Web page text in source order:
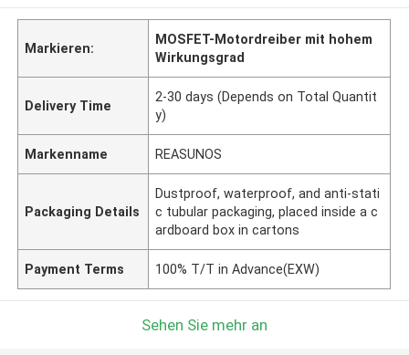
Markieren:
MOSFET-Motordreiber mit hohem
Wirkungsgrad
Delivery Time
2-30 days (Depends on Total Quantit
y)
Markenname REASUNOS
Packaging Details
Dustproof, waterproof, and anti-stati
c tubular packaging, placed inside a c
ardboard box in cartons
Payment Terms 100% T/T in Advance(EXW)
Sehen Sie mehr an